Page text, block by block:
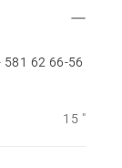
62 66‑56
15 "